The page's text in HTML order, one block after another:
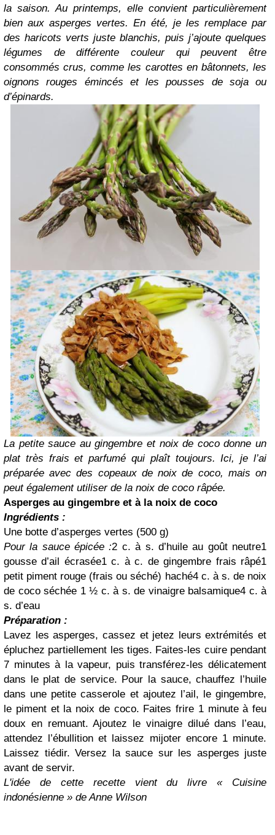
la saison. Au printemps, elle convient particulièrement
bien aux asperges vertes. En été, je les remplace par
des haricots verts juste blanchis, puis j’ajoute quelques
légumes de différente couleur qui peuvent être
consommés crus, comme les carottes en bâtonnets, les
oignons rouges émincés et les pousses de soja ou
d’épinards.
La petite sauce au gingembre et noix de coco donne un
plat très frais et parfumé qui plaît toujours. Ici, je l’ai
préparée avec des copeaux de noix de coco, mais on
peut également utiliser de la noix de coco râpée.
Asperges au gingembre et à la noix de coco
Ingrédients :
Une botte d’asperges vertes (500 g)
Pour la sauce épicée :2 c. à s. d’huile au goût neutre1
gousse d’ail écrasée1 c. à c. de gingembre frais râpé1
petit piment rouge (frais ou séché) haché4 c. à s. de noix
de coco séchée 1 ½ c. à s. de vinaigre balsamique4 c. à
s. d’eau
Préparation :
Lavez les asperges, cassez et jetez leurs extrémités et
épluchez partiellement les tiges. Faites-les cuire pendant
7 minutes à la vapeur, puis transférez-les délicatement
dans le plat de service. Pour la sauce, chauffez l’huile
dans une petite casserole et ajoutez l’ail, le gingembre,
le piment et la noix de coco. Faites frire 1 minute à feu
doux en remuant. Ajoutez le vinaigre dilué dans l’eau,
attendez l’ébullition et laissez mijoter encore 1 minute.
Laissez tiédir. Versez la sauce sur les asperges juste
avant de servir.
L'idée de cette recette vient du livre « Cuisine
indonésienne » de Anne Wilson